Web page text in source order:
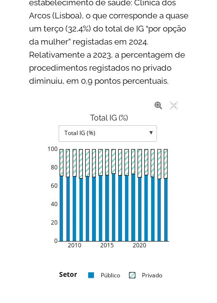
estabelecimento de saúde: Clínica dos
Arcos (Lisboa), o que corresponde a quase
um terço (32,4%) do total de IG “por opção
da mulher” registadas em 2024.
Relativamente a 2023, a percentagem de
procedimentos registados no privado
diminuiu, em 0,9 pontos percentuais.
2010 2015 2020
0
20
40
60
80
100
Setor Público Privado
Total IG (%)
Total IG (%) ▼